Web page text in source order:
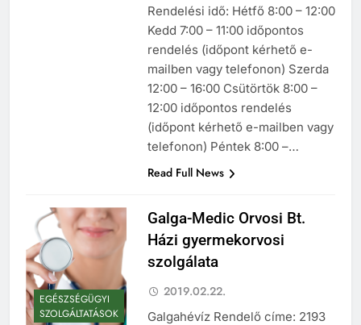
Rendelési idő: Hétfő 8:00 – 12:00
Kedd 7:00 – 11:00 időpontos
rendelés (időpont kérhető e-
mailben vagy telefonon) Szerda
12:00 – 16:00 Csütörtök 8:00 –
12:00 időpontos rendelés
(időpont kérhető e-mailben vagy
telefonon) Péntek 8:00 –…
Read Full News
EGÉSZSÉGÜGYI
SZOLGÁLTATÁSOK
Galga-Medic Orvosi Bt.
Házi gyermekorvosi
szolgálata
2019.02.22.
Galgahévíz Rendelő címe: 2193